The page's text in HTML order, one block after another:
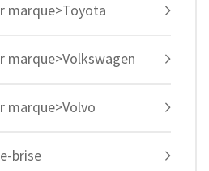
marque>Toyota
marque>Volkswagen
marque>Volvo
brise